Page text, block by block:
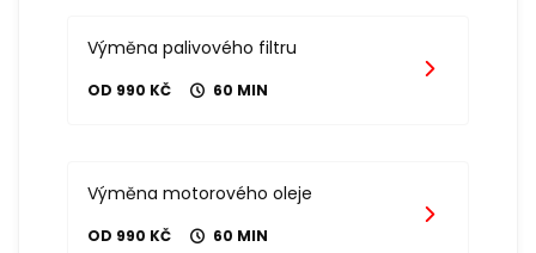
Výměna palivového filtru
OD 990 KČ 60 MIN
Výměna motorového oleje
OD 990 KČ 60 MIN